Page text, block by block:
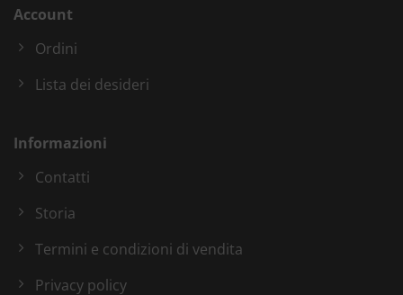
Account
Ordini
Lista dei desideri
Informazioni
Contatti
Storia
Termini e condizioni di vendita
Privacy policy